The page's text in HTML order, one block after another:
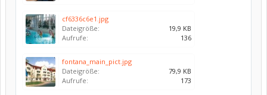
cf6336c6e1.jpg
Dateigröße:
19,9 KB
Aufrufe:
136
fontana_main_pict.jpg
Dateigröße:
79,9 KB
Aufrufe:
173